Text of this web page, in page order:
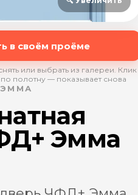
в своём проёме
или выбрать из галереи. Клик
полотну — показывает снова
Эмма